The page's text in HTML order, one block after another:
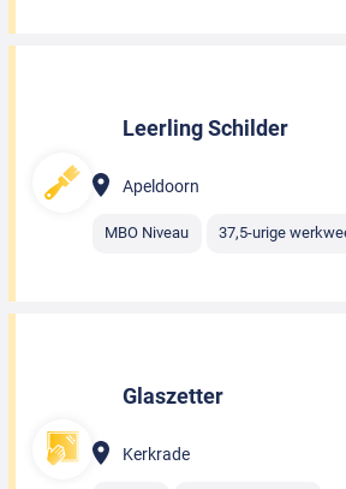
Leerling Schilder
Apeldoorn
MBO Niveau 37,5-urige
Glaszetter
Kerkrade